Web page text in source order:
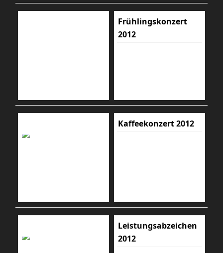
Frühlingskonzert
2012
Kaffeekonzert 2012
Leistungsabzeichen
2012